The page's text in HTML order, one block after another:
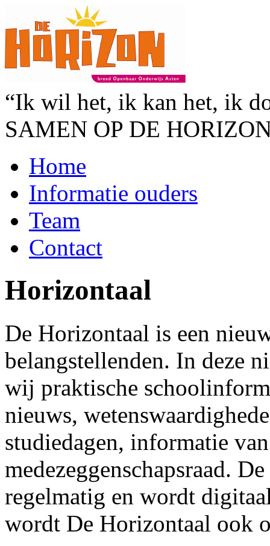
“Ik wil het, ik kan het, ik
SAMEN OP DE
Home
Informatie ouders
Team
Contact
Horizontaal
De Horizontaal is een
belangstellenden. In deze
wij praktische
nieuws,
studiedagen, informatie
medezeggenschapsraad.
regelmatig en wordt
wordt De Horizontaal ook